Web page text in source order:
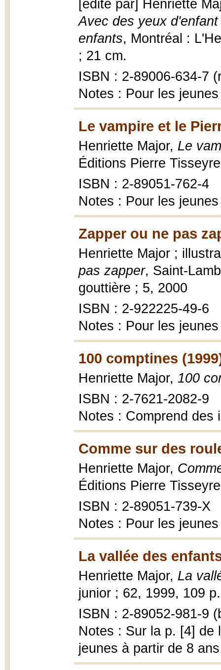
[édité par] Henriette
Avec des yeux
enfants, Montréal :
; 21 cm.
ISBN : 2-89006-634-7
Notes : Pour les
Le vampire et le
Henriette Major, Le
Éditions Pierre
ISBN : 2-89051-762-4
Notes : Pour les
Zapper ou ne pas
Henriette Major ;
pas zapper, Saint-
gouttière ; 5, 2000
ISBN : 2-922225-49-6
Notes : Pour les
100 comptines
Henriette Major, 100
ISBN : 2-7621-2082-9
Notes : Comprend des
Comme sur des
Henriette Major,
Éditions Pierre
ISBN : 2-89051-739-X
Notes : Pour les
La vallée des
Henriette Major, La
junior ; 62, 1999, 109
ISBN : 2-89052-981-9
Notes : Sur la p. [4] de
jeunes à partir de 8 ans